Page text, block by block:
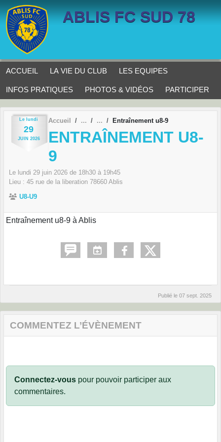
ABLIS FC SUD 78
ACCUEIL LA VIE DU CLUB LES EQUIPES
INFOS PRATIQUES PHOTOS & VIDÉOS PARTICIPER
Le lundi
29
JUIN 2026
Accueil Entraînement u8-9
ENTRAÎNEMENT U8-
9
Le lundi 29 juin 2026 de 18h30 à 19h45
Lieu : 45 rue de la liberation 78660 Ablis
U8-U9
Entraînement u8-9 à Ablis
Publié le 07 sept. 2025
COMMENTEZ L’ÉVÈNEMENT
Connectez-vous pour pouvoir participer aux
commentaires.
Panneau de gestion des cookies